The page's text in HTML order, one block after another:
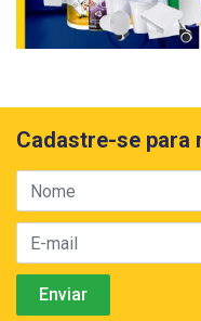
Cadastre-se para